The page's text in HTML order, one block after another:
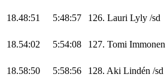
18.48:51 5:48:57 126. Lauri Lyly /sd
18.54:02 5:54:08 127. Tomi Immonen
18.58:50 5:58:56 128. Aki Lindén /sd